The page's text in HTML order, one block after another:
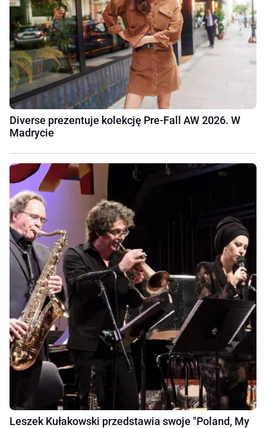
Diverse prezentuje kolekcję Pre-Fall AW 2026. W
Madrycie
Leszek Kułakowski przedstawia swoje "Poland, My